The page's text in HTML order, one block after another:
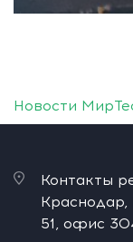
Новости
Контакты
Краснодар,
51, офис